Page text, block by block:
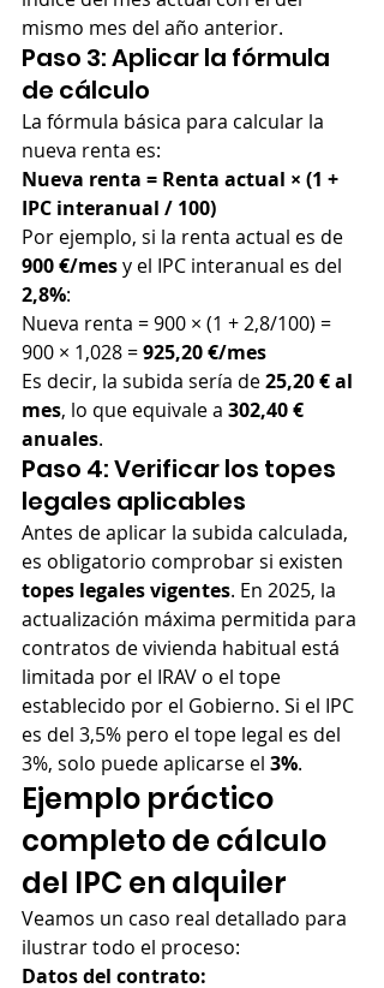
mismo mes del año anterior.
Paso 3: Aplicar la fórmula
de cálculo
La fórmula básica para calcular la
nueva renta es:
Nueva renta = Renta actual × (1 +
IPC interanual / 100)
Por ejemplo, si la renta actual es de
900 €/mes y el IPC interanual es del
2,8%:
Nueva renta = 900 × (1 + 2,8/100) =
900 × 1,028 = 925,20 €/mes
Es decir, la subida sería de 25,20 € al
mes, lo que equivale a 302,40 €
anuales.
Paso 4: Verificar los topes
legales aplicables
Antes de aplicar la subida calculada,
es obligatorio comprobar si existen
topes legales vigentes. En 2025, la
actualización máxima permitida para
contratos de vivienda habitual está
limitada por el IRAV o el tope
establecido por el Gobierno. Si el IPC
es del 3,5% pero el tope legal es del
3%, solo puede aplicarse el 3%.
Ejemplo práctico
completo de cálculo
del IPC en alquiler
Veamos un caso real detallado para
ilustrar todo el proceso:
Datos del contrato: